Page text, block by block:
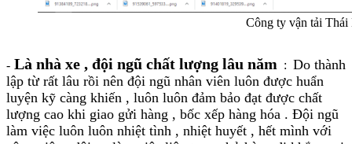
Công ty vận tải Thái
- Là nhà xe , đội ngũ chất lượng lâu năm : Do thành
lập từ rất lâu rồi nên đội ngũ nhân viên luôn được huẩn
luyện kỹ càng khiến , luôn luôn đảm bảo đạt được chất
lượng cao khi giao gửi hàng , bốc xếp hàng hóa . Đội ngũ
làm việc luôn luôn nhiệt tình , nhiệt huyết , hết mình với